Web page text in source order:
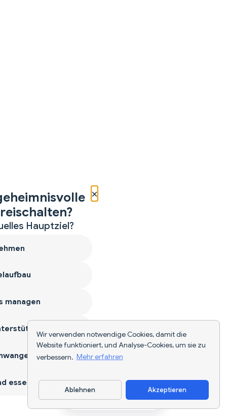
Wir verwenden notwendige Cookies, damit die
Website funktioniert, und Analyse-Cookies, um sie zu
verbessern. Mehr erfahren
Ablehnen Akzeptieren
App herunterladen
×
Hauptziel?
managen
essen